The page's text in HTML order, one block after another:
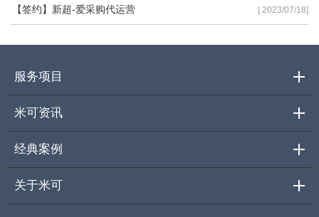
【签约】新超-爱采购代运营 [ 2023/07/18]
服务项目
米可资讯
经典案例
关于米可